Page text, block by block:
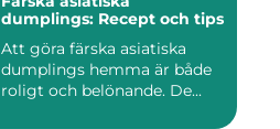
dumplings: Recept och tips
Att göra färska asiatiska
dumplings hemma är både
roligt och belönande. De...